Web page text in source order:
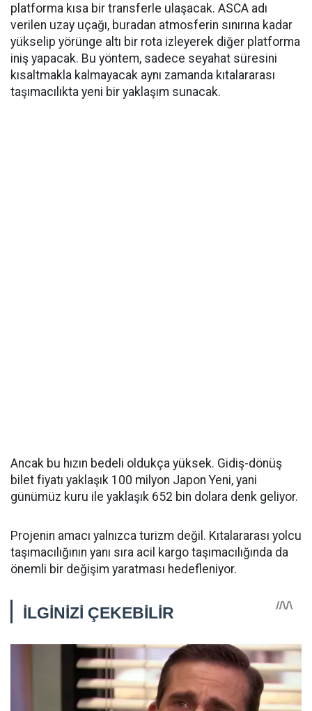
platforma kısa bir transferle ulaşacak. ASCA adı
verilen uzay uçağı, buradan atmosferin sınırına kadar
yükselip yörünge altı bir rota izleyerek diğer platforma
iniş yapacak. Bu yöntem, sadece seyahat süresini
kısaltmakla kalmayacak aynı zamanda kıtalararası
taşımacılıkta yeni bir yaklaşım sunacak.
Ancak bu hızın bedeli oldukça yüksek. Gidiş-dönüş
bilet fiyatı yaklaşık 100 milyon Japon Yeni, yani
günümüz kuru ile yaklaşık 652 bin dolara denk geliyor.
Projenin amacı yalnızca turizm değil. Kıtalararası yolcu
taşımacılığının yanı sıra acil kargo taşımacılığında da
önemli bir değişim yaratması hedefleniyor.